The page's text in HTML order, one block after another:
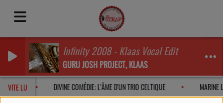
Infinity 2008 - Klaas Vocal Edit
GURU JOSH PROJECT, KLAAS
VITE LU
2026 DIVINE COMÉDIE: L'ÂME D'UN TRIO CELTIQUE